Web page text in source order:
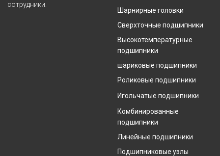
сотрудники.
Шарнирные головки
Сверхточные подшипники
Высокотемпературные
подшипники
шариковые подшипники
Роликовые подшипники
Игольчатые подшипники
Комбинированные
подшипники
Линейные подшипники
Подшипниковые узлы